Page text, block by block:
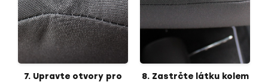
7. Upravte otvory pro
8. Zastrčte látku kolem